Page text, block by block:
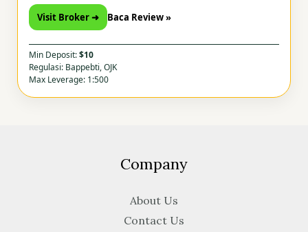
Visit Broker ➜ Baca Review »
Min Deposit:$10
Regulasi: Bappebti, OJK
Max Leverage: 1:500
Company
About Us
Contact Us